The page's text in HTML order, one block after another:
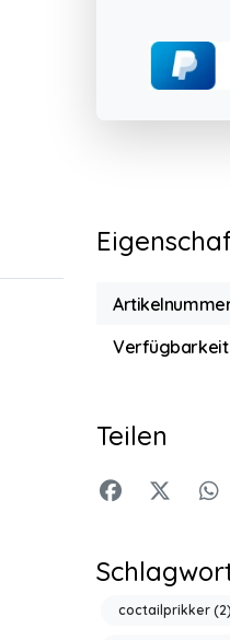
Verfügbarkeit
Teilen
coctailprikker (2)